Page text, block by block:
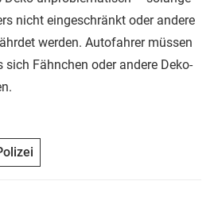
nicht eingeschränkt oder andere
werden. Autofahrer müssen
Fähnchen oder andere Deko-